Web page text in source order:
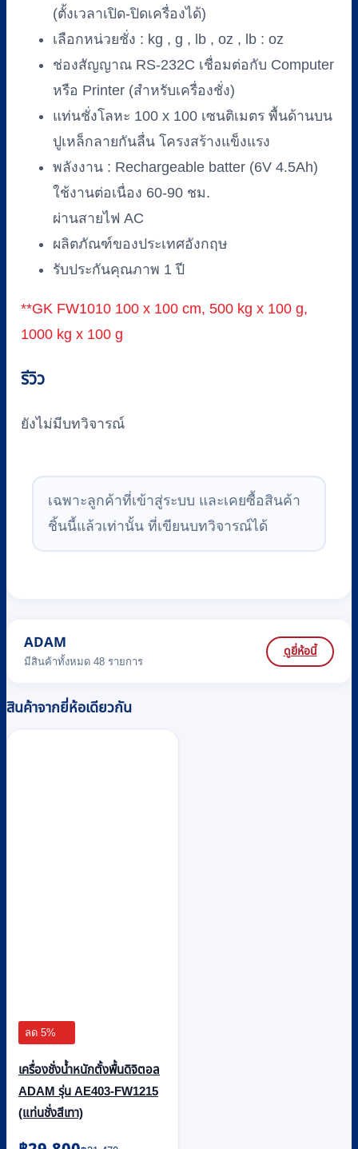
(ตั้งเวลาเปิด-ปิดเครื่องได้)
เลือกหน่วยชั่ง : kg , g , lb , oz , lb : oz
ช่องสัญญาณ RS-232C เชื่อมต่อกับ Computer
หรือ Printer (สำหรับเครื่องชั่ง)
แท่นชั่งโลหะ 100 x 100 เซนติเมตร พื้นด้านบน
ปูเหล็กลายกันลื่น โครงสร้างแข็งแรง
พลังงาน : Rechargeable batter (6V 4.5Ah)
ใช้งานต่อเนื่อง 60-90 ชม.
ผ่านสายไฟ AC
ผลิตภัณฑ์ของประเทศอังกฤษ
รับประกันคุณภาพ 1 ปี
**GK FW1010 100 x 100 cm, 500 kg x 100 g,
1000 kg x 100 g
รีวิว
ยังไม่มีบทวิจารณ์
เฉพาะลูกค้าที่เข้าสู่ระบบ และเคยซื้อสินค้า
ชิ้นนี้แล้วเท่านั้น ที่เขียนบทวิจารณ์ได้
ADAM
มีสินค้าทั้งหมด 48 รายการ
ดูยี่ห้อนี้
สินค้าจากยี่ห้อเดียวกัน
ลด 5%
เครื่องชั่งน้ำหนักตั้งพื้นดิจิตอล
ADAM รุ่น AE403-FW1215
(แท่นชั่งสีเทา)
Original
Current